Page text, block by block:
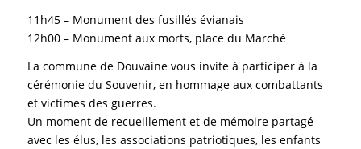
11h45 – Monument des fusillés évianais
12h00 – Monument aux morts, place du Marché
La commune de Douvaine vous invite à participer à la
cérémonie du Souvenir, en hommage aux combattants
et victimes des guerres.
Un moment de recueillement et de mémoire partagé
avec les élus, les associations patriotiques, les enfants